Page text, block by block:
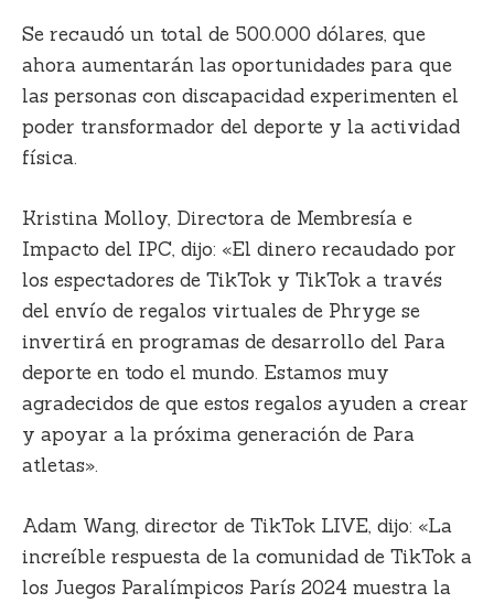
Se recaudó un total de 500.000 dólares, que
ahora aumentarán las oportunidades para que
las personas con discapacidad experimenten el
poder transformador del deporte y la actividad
física.
Kristina Molloy, Directora de Membresía e
Impacto del IPC, dijo: «El dinero recaudado por
los espectadores de TikTok y TikTok a través
del envío de regalos virtuales de Phryge se
invertirá en programas de desarrollo del Para
deporte en todo el mundo. Estamos muy
agradecidos de que estos regalos ayuden a crear
y apoyar a la próxima generación de Para
atletas».
Adam Wang, director de TikTok LIVE, dijo: «La
increíble respuesta de la comunidad de TikTok a
los Juegos Paralímpicos París 2024 muestra la